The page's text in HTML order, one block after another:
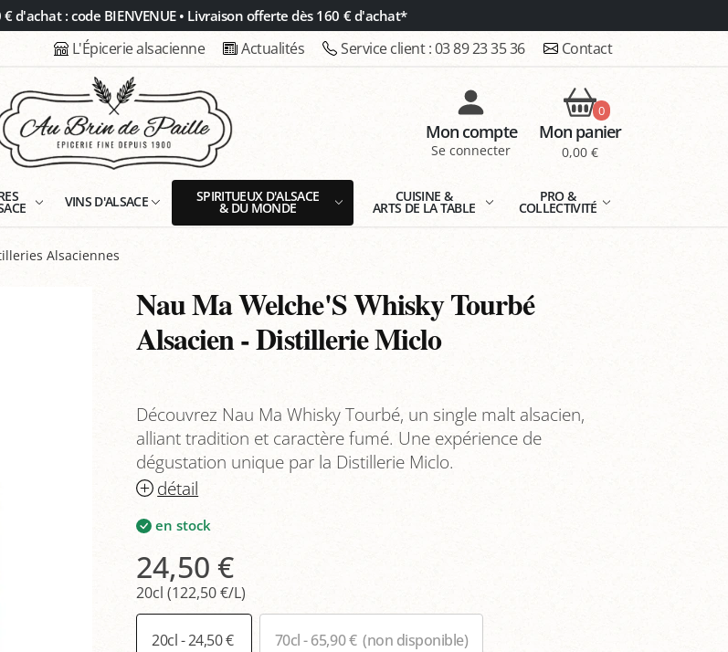
d'achat : code BIENVENUE • Livraison offerte dès 160 € d'achat*
L'Épicerie alsacienne Actualités Service client :03 89 23 35 36 Contact
Mon compte
Se connecter
0
Mon panier
0,00 €
VINS D'ALSACE SPIRITUEUX D'ALSACE
& DU MONDE
CUISINE &
ARTS DE LA TABLE
PRO &
COLLECTIVITÉ
Alsaciennes
Nau Ma Welche'S Whisky Tourbé
Alsacien - Distillerie Miclo
Découvrez Nau Ma Whisky Tourbé, un single malt alsacien,
alliant tradition et caractère fumé. Une expérience de
dégustation unique par la Distillerie Miclo.
détail
en stock
24,50 €
20cl (122,50 €/L)
20cl - 24,50 € 70cl - 65,90 € (non disponible)